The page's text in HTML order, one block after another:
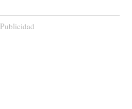
Publicidad